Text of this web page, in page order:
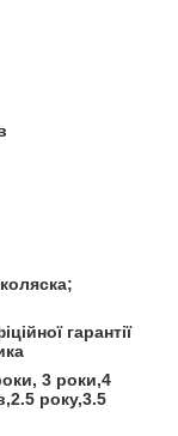
гарантії
3 роки,4
року,3.5